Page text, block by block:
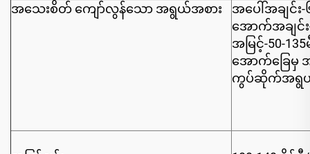
အသေးစိတ် ကျော်လွန်သော အရွယ်အစား
အပေါ်အချင်
အောက်အချင်
အမြင့်-50-
အောက်ခြေမှ
ကွပ်ဆိုက်အရွယ်အ